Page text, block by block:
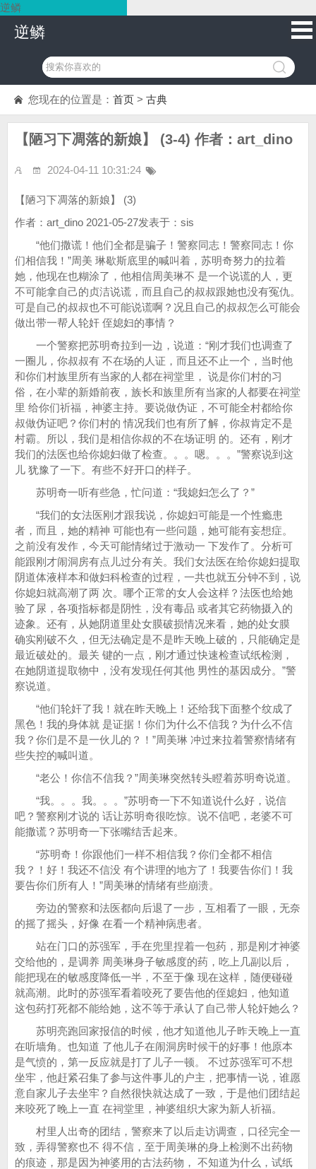
逆鳞
逆鳞
您现在的位置是： 首页 > 古典
【陋习下凋落的新娘】 (3-4) 作者：art_dino
2024-04-11 10:31:24
【陋习下凋落的新娘】 (3)
作者：art_dino 2021-05-27发表于：sis
“他们撒谎！他们全都是骗子！警察同志！警察同志！你
们相信我！”周美 琳歇斯底里的喊叫着，苏明奇努力的拉着
她，他现在也糊涂了，他相信周美琳不 是一个说谎的人，更
不可能拿自己的贞洁说谎，而且自己的叔叔跟她也没有冤仇。
可是自己的叔叔也不可能说谎啊？况且自己的叔叔怎么可能会
做出带一帮人轮奸 侄媳妇的事情？
一个警察把苏明奇拉到一边，说道：“刚才我们也调查了
一圈儿，你叔叔有 不在场的人证，而且还不止一个，当时他
和你们村族里所有当家的人都在祠堂里， 说是你们村的习
俗，在小辈的新婚前夜，族长和族里所有当家的人都要在祠堂
里 给你们祈福，神婆主持。要说做伪证，不可能全村都给你
叔做伪证吧？你们村的 情况我们也有所了解，你叔肯定不是
村霸。所以，我们是相信你叔的不在场证明 的。还有，刚才
我们的法医也给你媳妇做了检查。。。嗯。。。”警察说到这
儿 犹豫了一下。有些不好开口的样子。
苏明奇一听有些急，忙问道：“我媳妇怎么了？”
“我们的女法医刚才跟我说，你媳妇可能是一个性瘾患
者，而且，她的精神 可能也有一些问题，她可能有妄想症。
之前没有发作，今天可能情绪过于激动一 下发作了。分析可
能跟刚才闹洞房有点儿过分有关。我们女法医在给你媳妇提取
阴道体液样本和做妇科检查的过程，一共也就五分钟不到，说
你媳妇就高潮了两 次。哪个正常的女人会这样？法医也给她
验了尿，各项指标都是阴性，没有毒品 或者其它药物摄入的
迹象。还有，从她阴道里处女膜破损情况来看，她的处女膜
确实刚破不久，但无法确定是不是昨天晚上破的，只能确定是
最近破处的。最关 键的一点，刚才通过快速检查试纸检测，
在她阴道提取物中，没有发现任何其他 男性的基因成分。”警
察说道。
“他们轮奸了我！就在昨天晚上！还给我下面整个纹成了
黑色！我的身体就 是证据！你们为什么不信我？为什么不信
我？你们是不是一伙儿的？！”周美琳 冲过来拉着警察情绪有
些失控的喊叫道。
“老公！你信不信我？”周美琳突然转头瞪着苏明奇说道。
“我。。。我。。。”苏明奇一下不知道说什么好，说信
吧？警察刚才说的 话让苏明奇很吃惊。说不信吧，老婆不可
能撒谎？苏明奇一下张嘴结舌起来。
“苏明奇！你跟他们一样不相信我？你们全都不相信
我？！好！我还不信没 有个讲理的地方了！我要告你们！我
要告你们所有人！”周美琳的情绪有些崩溃。
旁边的警察和法医都向后退了一步，互相看了一眼，无奈
的摇了摇头，好像 在看一个精神病患者。
站在门口的苏强军，手在兜里捏着一包药，那是刚才神婆
交给他的，是调养 周美琳身子敏感度的药，吃上几副以后，
能把现在的敏感度降低一半，不至于像 现在这样，随便碰碰
就高潮。此时的苏强军看着咬死了要告他的侄媳妇，他知道
这包药打死都不能给她，这不等于承认了自己带人轮奸她么？
苏明亮跑回家报信的时候，他才知道他儿子昨天晚上一直
在听墙角。也知道 了他儿子在闹洞房时候干的好事！他原本
是气愤的，第一反应就是打了儿子一顿。 不过苏强军可不想
坐牢，他赶紧召集了参与这件事儿的户主，把事情一说，谁愿
意自家儿子去坐牢？自然很快就达成了一致，于是他们团结起
来咬死了晚上一直 在祠堂里，神婆组织大家为新人祈福。
村里人出奇的团结，警察来了以后走访调查，口径完全一
致，弄得警察也不 得不信，至于周美琳的身上检测不出药物
的痕迹，那是因为神婆用的古法药物， 不知道为什么，试纸